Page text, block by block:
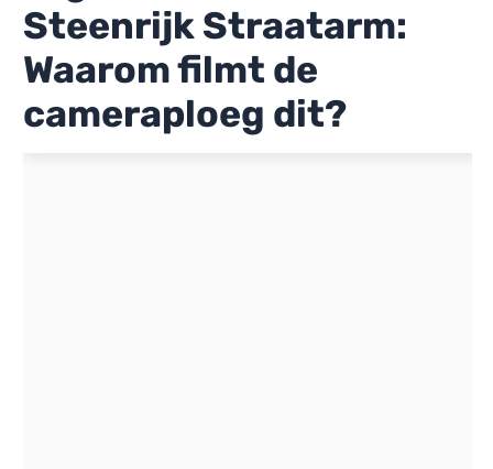
Steenrijk Straatarm:
Waarom filmt de
cameraploeg dit?